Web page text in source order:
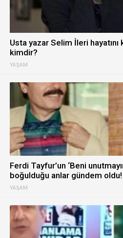
YAŞAM
Usta yazar Selim İleri
kimdir?
YAŞAM
Ferdi Tayfur’un ‘Beni
boğulduğu anlar gündem oldu!